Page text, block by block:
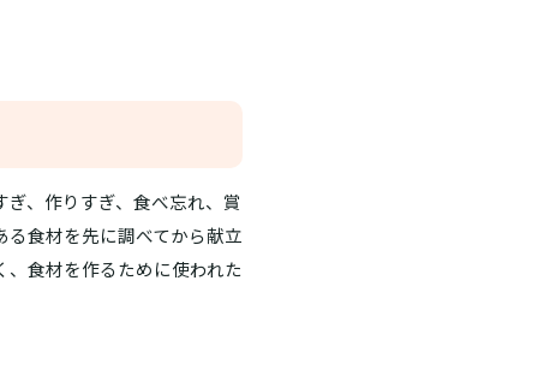
、作りすぎ、食べ忘れ、賞
食材を先に調べてから献立
食材を作るために使われた